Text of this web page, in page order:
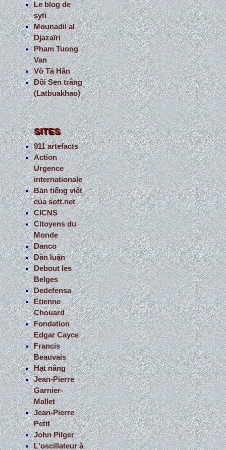
Le blog de
syti
Mounadil al
Djazaïri
Pham Tuong
Van
Võ Tá Hân
Đồi Sen trắng
(Latbuakhao)
SITES
911 artefacts
Action
Urgence
internationale
Bản tiếng việt
của sott.net
CICNS
Citoyens du
Monde
Danco
Dân luận
Debout les
Belges
Dedefensa
Etienne
Chouard
Fondation
Edgar Cayce
Francis
Beauvais
Hạt nắng
Jean-Pierre
Garnier-
Mallet
Jean-Pierre
Petit
John Pilger
L'oscillateur à